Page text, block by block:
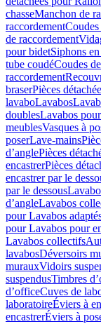
chasseManchon de
raccordement
de raccordement
pour bidetSiphons
tube coudéCoudes de
raccordement
braserPièces
lavaboLavabos
doublesLavabos
meublesVasques à
poserLave-mains
d’anglePièces
encastrerPièces
encastrer par le
par le dessous
d’angleLavabos
pour Lavabos
pour Lavabos pour
Lavabos collectifs
lavabosDéversoirs
murauxVidoirs
suspendusTimbres
dʼofficeCuves de
laboratoireÉviers à
encastrerÉviers à